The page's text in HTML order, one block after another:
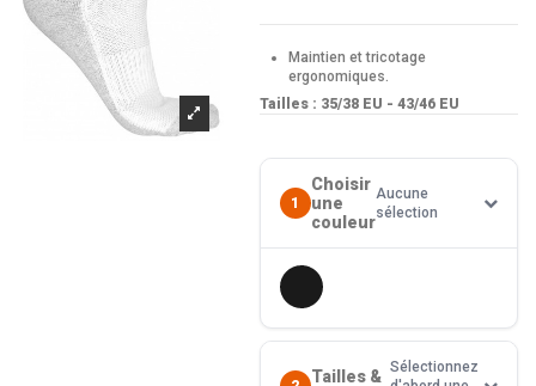
Maintien et tricotage
ergonomiques.
Tailles : 35/38 EU - 43/46 EU
1
Choisir
une
couleur
Aucune
sélection
Tailles & Sélectionnez